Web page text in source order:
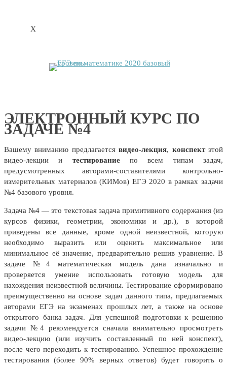
X
ЭЛЕКТРОННЫЙ КУРС ПО
ЗАДАЧЕ №4
Вашему вниманию предлагаетсявидео-лекция, конспектэтой
видео-лекции и тестированиепо всем типам задач,
предусмотренных авторами-составителями контрольно-
измерительных материалов (КИМов) ЕГЭ 2020 в рамках задачи
№4 базового уровня.
Задача №4 — это текстовая задача примитивного содержания (из
курсов физики, геометрии, экономики и др.), в которой
приведены все данные, кроме одной неизвестной, которую
необходимо выразить или оценить максимальное или
минимальное её значение, предварительно решив уравнение. В
задаче №4 математическая модель дана изначально и
проверяется умение использовать готовую модель для
нахождения неизвестной величины. Тестирование сформировано
преимущественно на основе задач данного типа, предлагаемых
авторами ЕГЭ на экзаменах прошлых лет, а также на основе
открытого банка задач. Для успешной подготовки к решению
задачи №4 рекомендуется сначала внимательно просмотреть
видео-лекцию (или изучить составленный по ней конспект),
после чего переходить к тестированию. Успешное прохождение
тестирования (более 90% верных ответов) будет говорить о